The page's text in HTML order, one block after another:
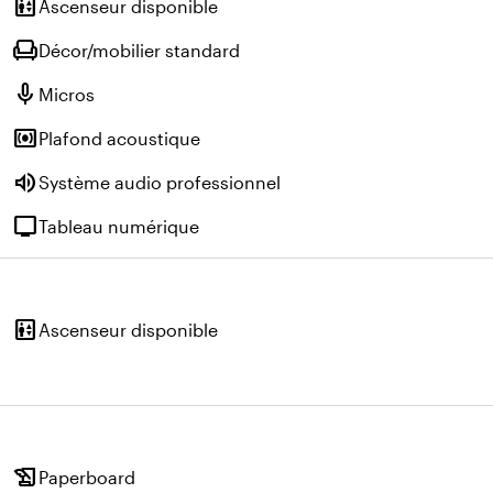
Ascenseur disponible
chairDécor/mobilier standard
mic Micros
surround_soundPlafond acoustique
volume_upSystème audio professionnel
tvTableau numérique
elevator Ascenseur disponible
history_edu Paperboard